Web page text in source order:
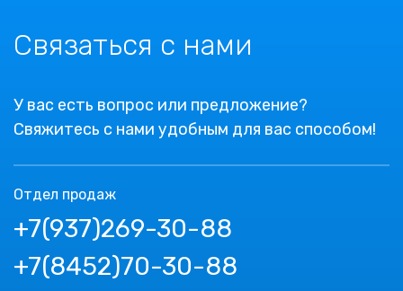
Связаться с нами
У вас есть вопрос или предложение?
Свяжитесь с нами удобным для вас способом!
Отдел продаж
+7(937)269-30-88
+7(8452)70-30-88